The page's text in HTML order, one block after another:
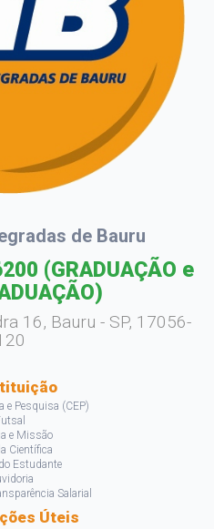
de Bauru
(GRADUAÇÃO e
16, Bauru - SP, 17056-
e Pesquisa (CEP)
e Missão
Científica
Estudante
Salarial
Úteis